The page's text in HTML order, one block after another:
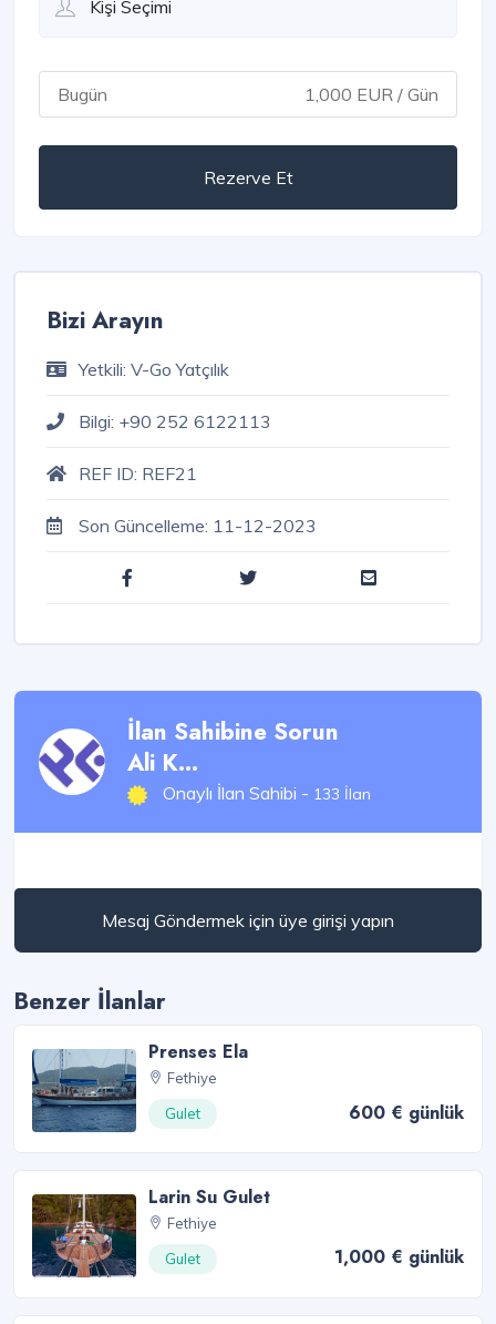
Bugün 1,000 EUR / Gün
Rezerve Et
Bizi Arayın
Yetkili: V-Go Yatçılık
Bilgi: +90 252 6122113
REF ID: REF21
Son Güncelleme: 11-12-2023
İlan Sahibine Sorun
Ali K...
Onaylı İlan Sahibi - 133 İlan
Mesaj Göndermek için üye girişi yapın
Benzer İlanlar
Prenses Ela
Fethiye
Gulet
600 € günlük
Larin Su Gulet
Fethiye
Gulet
1,000 € günlük